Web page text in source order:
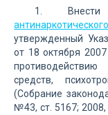
1.
утвержденный
от 18 октября
противодействию
средств,
(Собрание
№43, ст. 5167;